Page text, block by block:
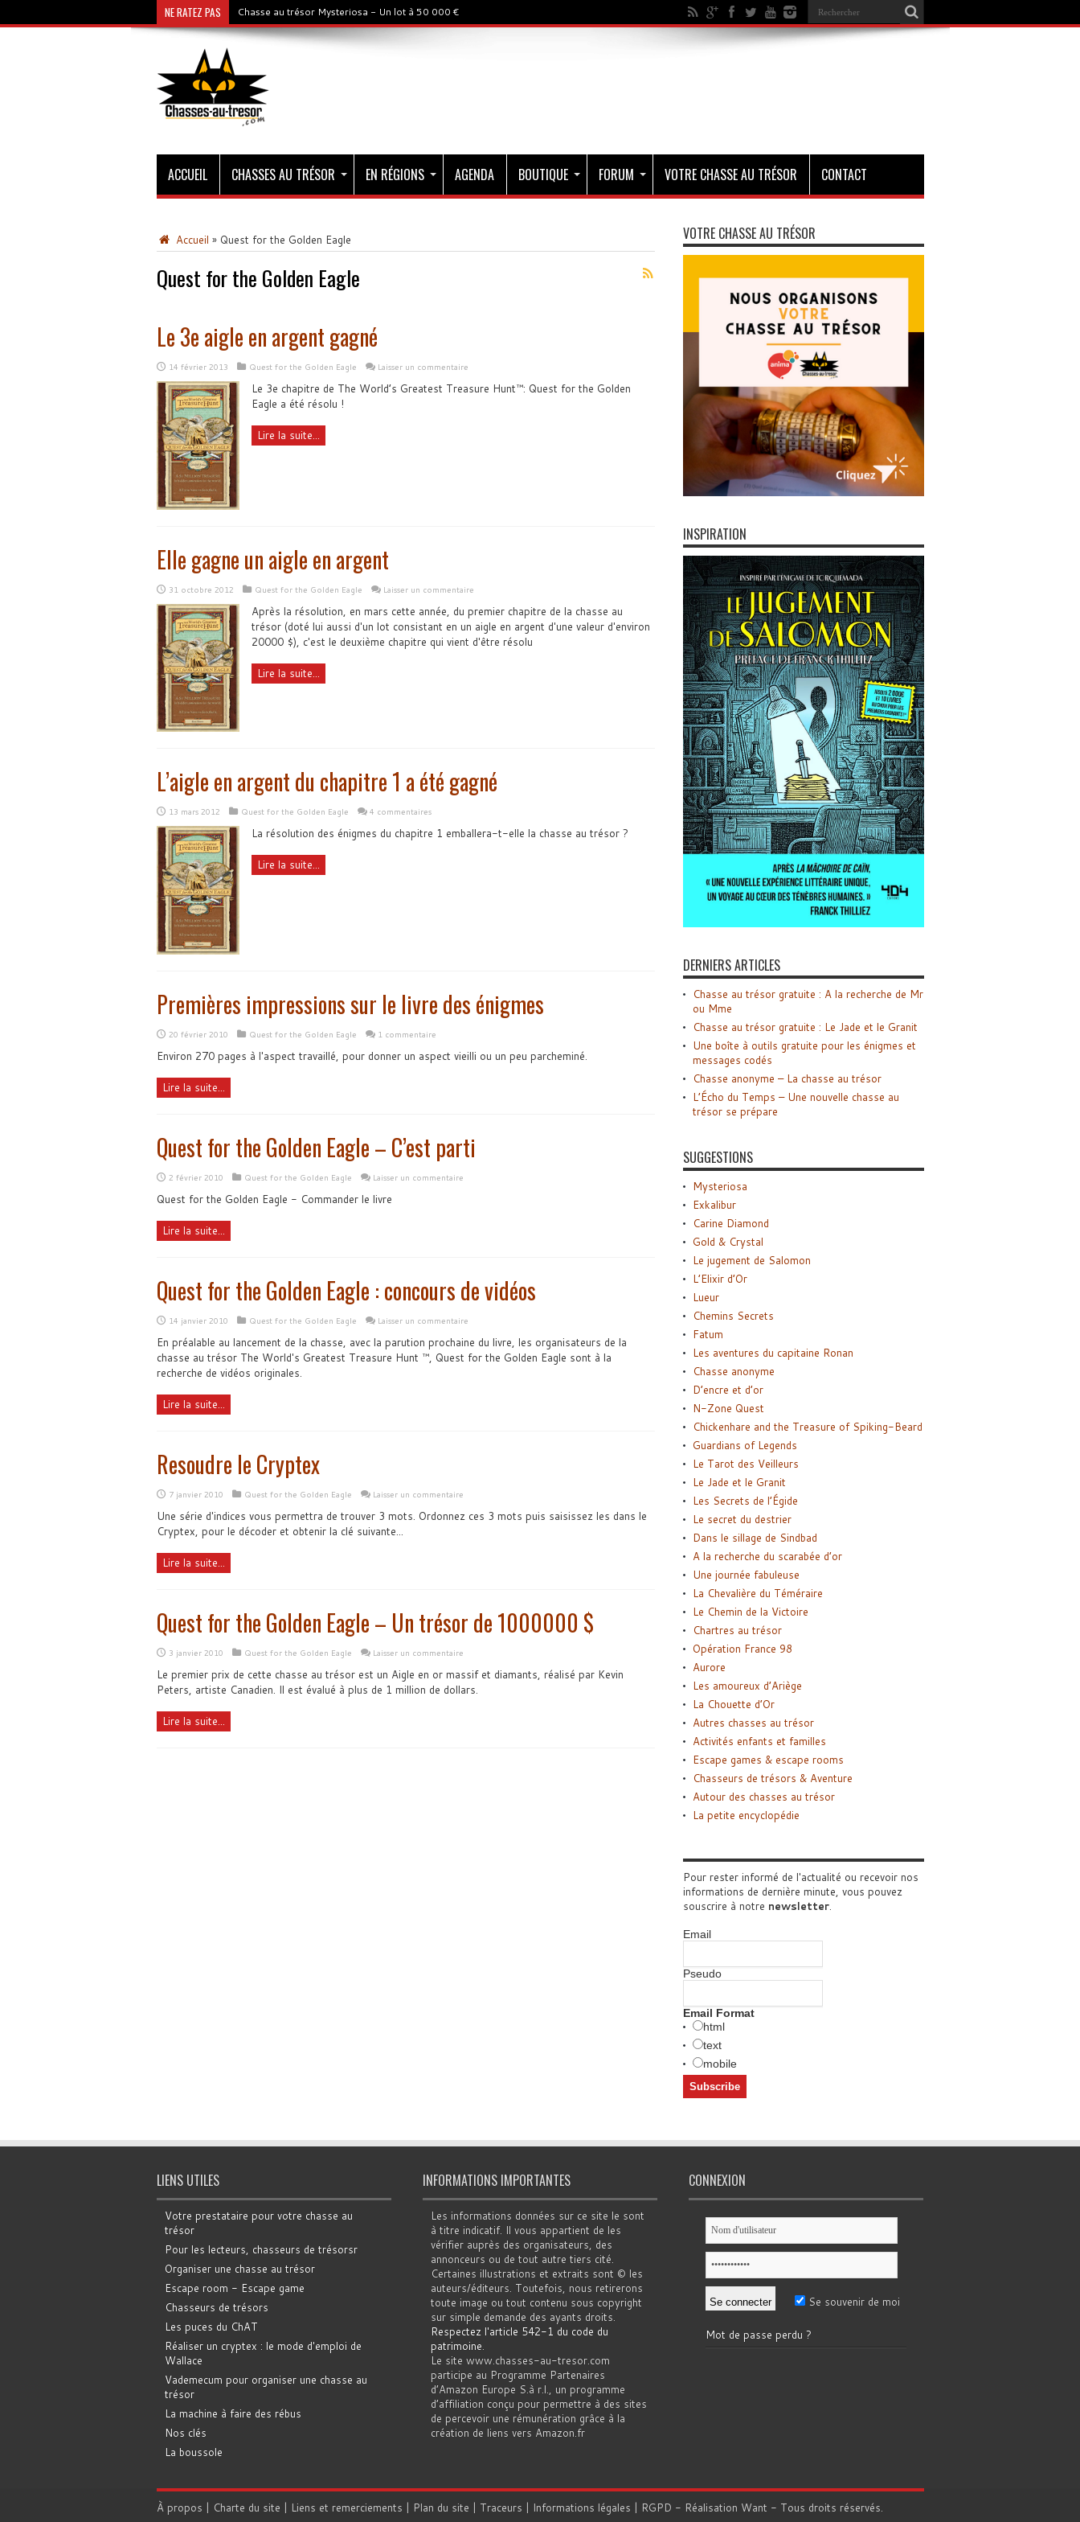
NE RATEZ PAS Chasse au trésor Mysteriosa - Un lot à 50 000 €
ACCUEIL CHASSES AU TRÉSOR EN RÉGIONS AGENDA BOUTIQUE FORUM VOTRE CHASSE AU TRÉSOR CONTACT
Accueil » Quest for the Golden Eagle
Quest for the Golden Eagle
Le 3e aigle en argent gagné
14 février 2013 Quest for the Golden Eagle Laisser un commentaire
Le 3e chapitre de The World’s Greatest Treasure Hunt™: Quest for the Golden
Eagle a été résolu !
Lire la suite...
Elle gagne un aigle en argent
31 octobre 2012 Quest for the Golden Eagle Laisser un commentaire
Après la résolution, en mars cette année, du premier chapitre de la chasse au
trésor (doté lui aussi d'un lot consistant en un aigle en argent d'une valeur d'environ
20000 $), c'est le deuxième chapitre qui vient d'être résolu
Lire la suite...
L’aigle en argent du chapitre 1 a été gagné
13 mars 2012 Quest for the Golden Eagle 4 commentaires
La résolution des énigmes du chapitre 1 emballera-t-elle la chasse au trésor ?
Lire la suite...
Premières impressions sur le livre des énigmes
20 février 2010 Quest for the Golden Eagle 1 commentaire
Environ 270 pages à l'aspect travaillé, pour donner un aspect vieilli ou un peu parcheminé.
Lire la suite...
Quest for the Golden Eagle – C’est parti
2 février 2010 Quest for the Golden Eagle Laisser un commentaire
Quest for the Golden Eagle - Commander le livre
Lire la suite...
Quest for the Golden Eagle : concours de vidéos
14 janvier 2010 Quest for the Golden Eagle Laisser un commentaire
En préalable au lancement de la chasse, avec la parution prochaine du livre, les organisateurs de la
chasse au trésor The World's Greatest Treasure Hunt ™, Quest for the Golden Eagle sont à la
recherche de vidéos originales.
Lire la suite...
Resoudre le Cryptex
7 janvier 2010 Quest for the Golden Eagle Laisser un commentaire
Une série d'indices vous permettra de trouver 3 mots. Ordonnez ces 3 mots puis saisissez les dans le
Cryptex, pour le décoder et obtenir la clé suivante...
Lire la suite...
Quest for the Golden Eagle – Un trésor de 1000000 $
3 janvier 2010 Quest for the Golden Eagle Laisser un commentaire
Le premier prix de cette chasse au trésor est un Aigle en or massif et diamants, réalisé par Kevin
Peters, artiste Canadien. Il est évalué à plus de 1 million de dollars.
Lire la suite...
VOTRE CHASSE AU TRÉSOR
INSPIRATION
DERNIERS ARTICLES
Chasse au trésor gratuite : A la recherche de Mr
ou Mme
Chasse au trésor gratuite : Le Jade et le Granit
Une boîte à outils gratuite pour les énigmes et
messages codés
Chasse anonyme – La chasse au trésor
L’Écho du Temps – Une nouvelle chasse au
trésor se prépare
SUGGESTIONS
Mysteriosa
Exkalibur
Carine Diamond
Gold & Crystal
Le jugement de Salomon
L’Elixir d’Or
Lueur
Chemins Secrets
Fatum
Les aventures du capitaine Ronan
Chasse anonyme
D’encre et d’or
N-Zone Quest
Chickenhare and the Treasure of Spiking-Beard
Guardians of Legends
Le Tarot des Veilleurs
Le Jade et le Granit
Les Secrets de l’Égide
Le secret du destrier
Dans le sillage de Sindbad
A la recherche du scarabée d’or
Une journée fabuleuse
La Chevalière du Téméraire
Le Chemin de la Victoire
Chartres au trésor
Opération France 98
Aurore
Les amoureux d’Ariège
La Chouette d’Or
Autres chasses au trésor
Activités enfants et familles
Escape games & escape rooms
Chasseurs de trésors & Aventure
Autour des chasses au trésor
La petite encyclopédie
Pour rester informé de l'actualité ou recevoir nos
informations de dernière minute, vous pouvez
souscrire à notre newsletter.
Email
Pseudo
Email Format
html
text
mobile
LIENS UTILES
Votre prestataire pour votre chasse au
trésor
Pour les lecteurs, chasseurs de trésorsr
Organiser une chasse au trésor
Escape room - Escape game
Chasseurs de trésors
Les puces du ChAT
Réaliser un cryptex : le mode d'emploi de
Wallace
Vademecum pour organiser une chasse au
trésor
La machine à faire des rébus
Nos clés
La boussole
INFORMATIONS IMPORTANTES
Les informations données sur ce site le sont
à titre indicatif. Il vous appartient de les
vérifier auprès des organisateurs, des
annonceurs ou de tout autre tiers cité.
Certaines illustrations et extraits sont © les
auteurs/éditeurs. Toutefois, nous retirerons
toute image ou tout contenu sous copyright
sur simple demande des ayants droits.
Respectez l'article 542-1 du code du
patrimoine.
Le site www.chasses-au-tresor.com
participe au Programme Partenaires
d’Amazon Europe S.à r.l., un programme
d’affiliation conçu pour permettre à des sites
de percevoir une rémunération grâce à la
création de liens vers Amazon.fr
CONNEXION
Se souvenir de moi
Mot de passe perdu ?
À propos | Charte du site | Liens et remerciements | Plan du site | Traceurs | Informations légales | RGPD - Réalisation Want - Tous droits réservés.